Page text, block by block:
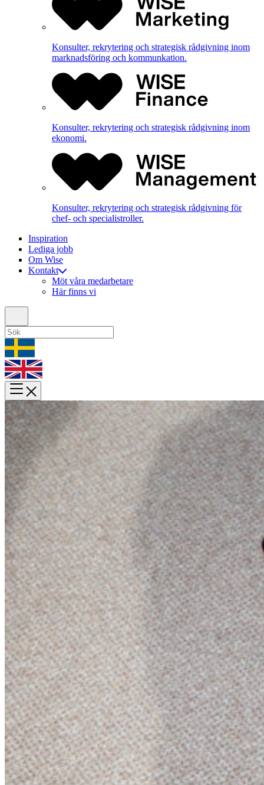
Konsulter, rekrytering och strategisk rådgivning inom
marknadsföring och kommunkation.
Konsulter, rekrytering och strategisk rådgivning inom
ekonomi.
Konsulter, rekrytering och strategisk rådgivning för
chef- och specialistroller.
Inspiration
Lediga jobb
Om Wise
Kontakt
Möt våra medarbetare
Här finns vi